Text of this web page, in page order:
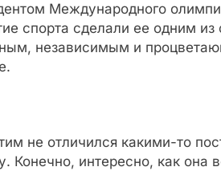
Международного
спорта сделали ее одним из
независимым и
не отличился какими-то
интересно, как она